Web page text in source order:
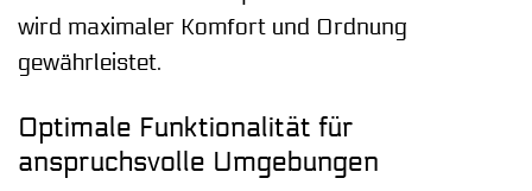
wird maximaler Komfort und Ordnung
gewährleistet.
Optimale Funktionalität für
anspruchsvolle Umgebungen